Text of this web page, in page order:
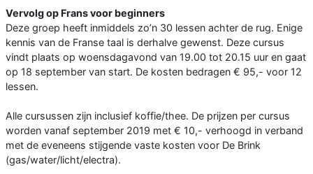
Vervolg op Frans voor beginners
Deze groep heeft inmiddels zo’n 30 lessen achter de rug. Enige
kennis van de Franse taal is derhalve gewenst. Deze cursus
vindt plaats op woensdagavond van 19.00 tot 20.15 uur en gaat
op 18 september van start. De kosten bedragen € 95,- voor 12
lessen.
Alle cursussen zijn inclusief koffie/thee. De prijzen per cursus
worden vanaf september 2019 met € 10,- verhoogd in verband
met de eveneens stijgende vaste kosten voor De Brink
(gas/water/licht/electra).